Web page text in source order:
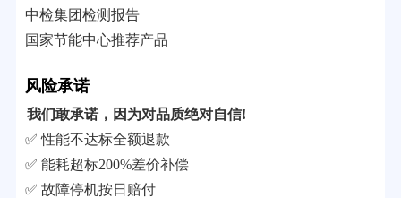
中检集团检测报告
国家节能中心推荐产品
风险承诺
我们敢承诺，因为对品质绝对自信!
✅ 性能不达标全额退款
✅ 能耗超标200%差价补偿
✅ 故障停机按日赔付